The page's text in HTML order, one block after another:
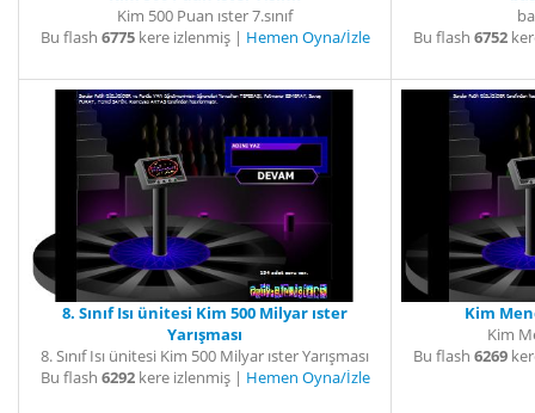
Kim 500 Puan ıster 7.sınıf
Bu flash 6775kere izlenmiş | Hemen Oyna/İzle
Bu flash 6752
8. Sınıf Isı ünitesi Kim 500 Milyar ıster
Yarışması
8. Sınıf Isı ünitesi Kim 500 Milyar ıster Yarışması
Bu flash 6292kere izlenmiş | Hemen Oyna/İzle
Kim
Kim
Bu flash 6269